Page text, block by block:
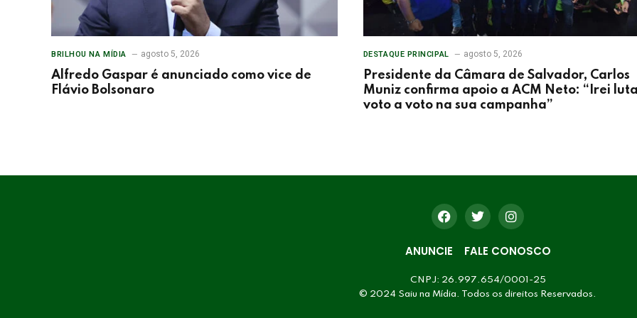
BRILHOU NA MÍDIA agosto 5, 2026
Alfredo Gaspar é anunciado como vice de
Flávio Bolsonaro
DESTAQUE PRINCIPAL agosto 5, 2026
Presidente da Câmara de Salvador, Carlos
Muniz confirma apoio a ACM Neto: “Irei
voto a voto na sua campanha”
ANUNCIE FALE CONOSCO
CNPJ: 26.997.654/0001-25
© 2024 Saiu na Mídia. Todos os direitos Reservados.